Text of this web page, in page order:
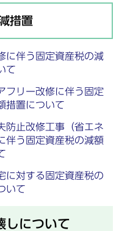
措置
に伴う固定資産税の減
て
フリー改修に伴う固定
措置について
防止改修工事（省エネ
伴う固定資産税の減額
に対する固定資産税の
いて
しについて